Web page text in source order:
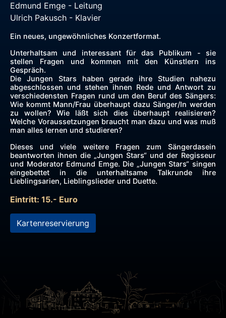
Edmund Emge - Leitung
Ulrich Pakusch - Klavier
Ein neues, ungewöhnliches Konzertformat.
Unterhaltsam und interessant für das Publikum - sie
stellen Fragen und kommen mit den Künstlern ins
Gespräch.
Die Jungen Stars haben gerade ihre Studien nahezu
abgeschlossen und stehen ihnen Rede und Antwort zu
verschiedensten Fragen rund um den Beruf des Sängers:
Wie kommt Mann/Frau überhaupt dazu Sänger/In werden
zu wollen? Wie läßt sich dies überhaupt realisieren?
Welche Voraussetzungen braucht man dazu und was muß
man alles lernen und studieren?
Dieses und viele weitere Fragen zum Sängerdasein
beantworten ihnen die „Jungen Stars“ und der Regisseur
und Moderator Edmund Emge. Die „Jungen Stars“ singen
eingebettet in die unterhaltsame Talkrunde ihre
Lieblingsarien, Lieblingslieder und Duette.
Eintritt: 15.- Euro
Kartenreservierung